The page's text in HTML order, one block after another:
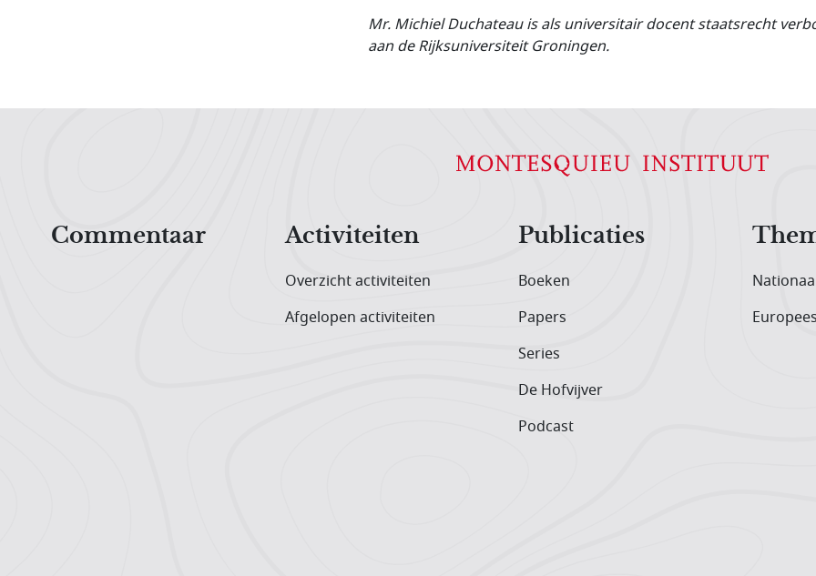
Mr. Michiel Duchateau is als universitair docent staatsrecht
aan de Rijksuniversiteit Groningen.
Commentaar
Activiteiten
Overzicht activiteiten
Afgelopen activiteiten
Publicaties
Boeken
Papers
Series
De Hofvijver
Podcast
Europees